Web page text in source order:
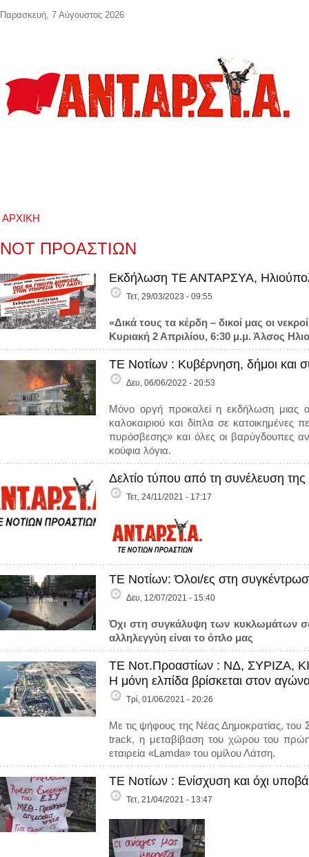
ΑΡΧΙΚΉ
ΝΟΤ ΠΡΟΑΣΤΙΩΝ
Εκδήλωση ΤΕ ΑΝΤΑΡΣΥΑ,
Τετ, 29/03/2023 - 09:55
«Δικά τους τα κέρδη – δικοί μας οι
Κυριακή 2 Απριλίου, 6:30 μ.μ. Άλσος
ΤΕ Νοτίων : Κυβέρνηση, δήμοι και
Δευ, 06/06/2022 - 20:53
Μόνο οργή προκαλεί η εκδήλωση μιας
καλοκαιριού και δίπλα σε κατοικημένες
πυρόσβεσης» και όλες οι βαρύγδουπες
κούφια λόγια.
Δελτίο τύπου από τη συνέλευση
Τετ, 24/11/2021 - 17:17
ΤΕ Νοτίων: Όλοι/ες στη
Δευ, 12/07/2021 - 15:40
Όχι στη συγκάλυψη των κυκλωμάτων
αλληλεγγύη είναι το όπλο μας
ΤΕ Νοτ.Προαστίων : ΝΔ, ΣΥΡΙΖΑ,
Η μόνη ελπίδα βρίσκεται στον
Τρί, 01/06/2021 - 20:26
Με τις ψήφους της Νέας Δημοκρατίας,
track, η μεταβίβαση του χώρου του
εταιρεία «Lamda» του ομίλου Λάτση.
ΤΕ Νοτίων : Ενίσχυση και όχι
Τετ, 21/04/2021 - 13:47
Παρασκευή, 7 Αύγουστος 2026